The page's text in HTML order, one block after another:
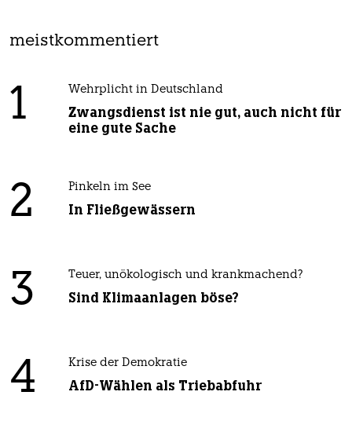
meistkommentiert
1 Wehrplicht in Deutschland
Zwangsdienst ist nie gut, auch nicht für
eine gute Sache
2 Pinkeln im See
In Fließgewässern
3 Teuer, unökologisch und krankmachend?
Sind Klimaanlagen böse?
4 Krise der Demokratie
AfD-Wählen als Triebabfuhr